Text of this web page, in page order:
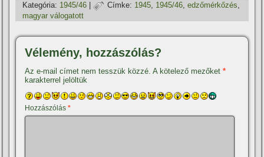
Kategória: 1945/46 | Címke: 1945, 1945/46,edzőmérkőzés,
magyar válogatott
Vélemény, hozzászólás?
Az e-mail címet nem tesszük közzé. A kötelező mezőket*
karakterrel jelöltük
Hozzászólás*